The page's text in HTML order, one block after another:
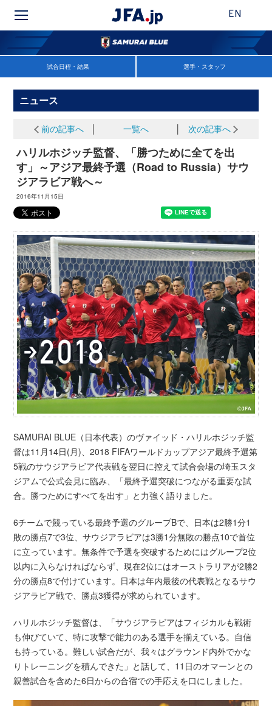
EN
試合日程・結果 選手・スタッフ
ニュース
前の記事へ 一覧へ 次の記事へ
ハリルホジッチ監督、「勝つために全てを出
す」～アジア最終予選（Road to Russia）サウ
ジアラビア戦へ～
2016年11月15日
SAMURAI BLUE（日本代表）のヴァイッド・ハリルホジッチ監
督は11月14日(月)、2018 FIFAワールドカップアジア最終予選第
5戦のサウジアラビア代表戦を翌日に控えて試合会場の埼玉スタ
ジアムで公式会見に臨み、「最終予選突破につながる重要な試
合。勝つためにすべてを出す」と力強く語りました。
6チームで競っている最終予選のグループBで、日本は2勝1分1
敗の勝点7で3位、サウジアラビアは3勝1分無敗の勝点10で首位
に立っています。無条件で予選を突破するためにはグループ2位
以内に入らなければならず、現在2位にはオーストラリアが2勝2
分の勝点8で付けています。日本は年内最後の代表戦となるサウ
ジアラビア戦で、勝点3獲得が求められています。
ハリルホジッチ監督は、「サウジアラビアはフィジカルも戦術
も伸びていて、特に攻撃で能力のある選手を揃えている。自信
も持っている。難しい試合だが、我々はグラウンド内外でかな
りトレーニングを積んできた」と話して、11日のオマーンとの
親善試合を含めた6日からの合宿での手応えを口にしました。